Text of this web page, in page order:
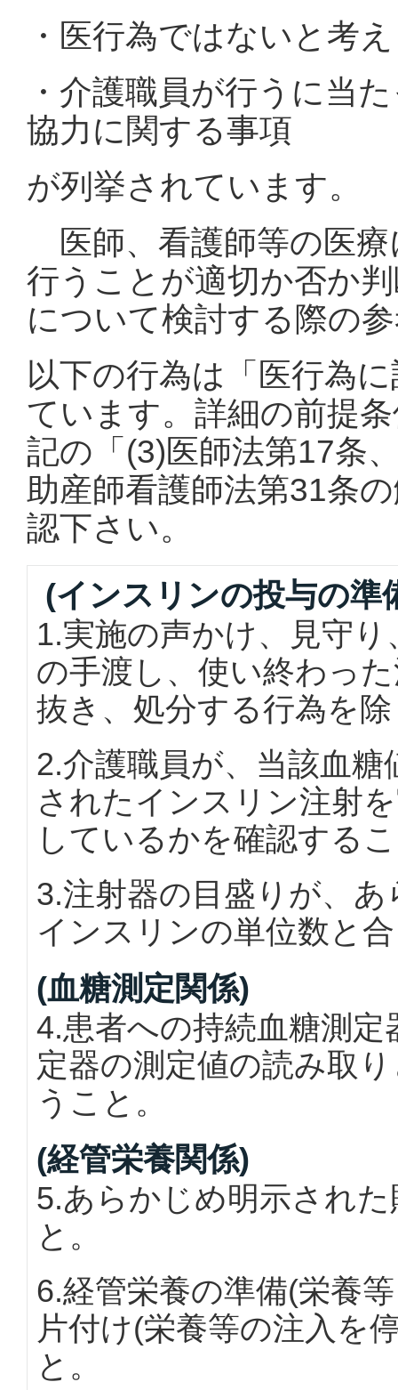
・医行為ではないと考
・介護職員が行うに当
協力に関する事項
が列挙されています。
医師、看護師等の医
行うことが適切か否か
について検討する際の
以下の行為は「医行為
ています。詳細の前提
記の「(3)医師法第17条
助産師看護師法第31条
認下さい。
(インスリンの投与の準
1.実施の声かけ、見守
の手渡し、使い終わっ
抜き、処分する行為を
2.介護職員が、当該血
されたインスリン注射
しているかを確認する
3.注射器の目盛りが、
インスリンの単位数と
(血糖測定関係)
4.患者への持続血糖測
定器の測定値の読み取
うこと。
(経管栄養関係)
5.あらかじめ明示され
と。
6.経管栄養の準備(栄養
片付け(栄養等の注入を
と。